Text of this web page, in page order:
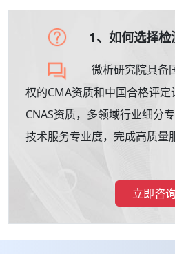
1、如何选择检
微析研究院具备
权的CMA资质和中国合格评
CNAS资质，多领域行业细分
技术服务专业度，完成高质量
立即咨询